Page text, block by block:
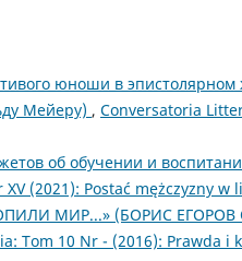
юноши в
Мейеру) , Conversatoria
об обучении и
(2021): Postać mężczyzny
МИР...» (БОРИС
Tom 10 Nr - (2016): Prawda i